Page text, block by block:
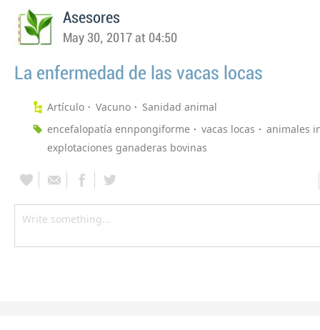
Asesores
May 30, 2017 at 04:50
La enfermedad de las vacas locas
Artículo Vacuno
Sanidad animal
encefalopatía ennpongiforme
vacas locas
animales
explotaciones ganaderas bovinas